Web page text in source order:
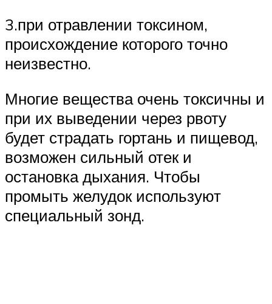
3.при отравлении токсином,
происхождение которого точно
неизвестно.
Многие вещества очень токсичны и
при их выведении через рвоту
будет страдать гортань и пищевод,
возможен сильный отек и
остановка дыхания. Чтобы
промыть желудок используют
специальный зонд.